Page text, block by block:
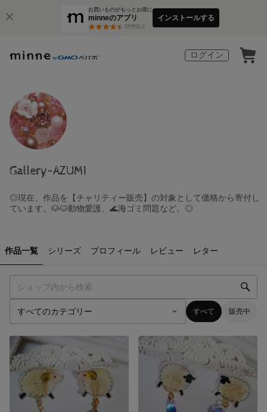
お買いものがもっとお得に
minneのアプリ
3万件以上
インストールする
ログイン
Gallery-AZUMI
◎現在、作品を【チャリティー販売】の対象として価格から寄付し
ています。🐶🐱動物愛護、🌊海ゴミ問題など。◎
作品一覧 シリーズ プロフィール レビュー レター
すべて 販売中